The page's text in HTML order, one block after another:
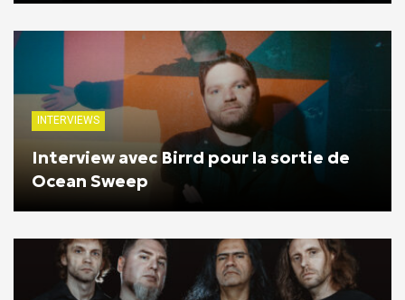
INTERVIEWS
Interview avec Birrd pour la sortie de
Ocean Sweep